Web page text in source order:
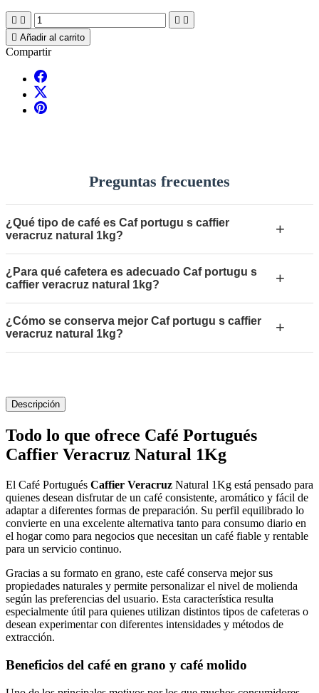
   
 Añadir al carrito
Compartir
Preguntas frecuentes
¿Qué tipo de café es Caf portugu s caffier
veracruz natural 1kg?
+
¿Para qué cafetera es adecuado Caf portugu s
caffier veracruz natural 1kg?
+
¿Cómo se conserva mejor Caf portugu s caffier
veracruz natural 1kg?
+
Descripción
Todo lo que ofrece Café Portugués
Caffier Veracruz Natural 1Kg
El Café Portugués Caffier Veracruz Natural 1Kg está pensado para
quienes desean disfrutar de un café consistente, aromático y fácil de
adaptar a diferentes formas de preparación. Su perfil equilibrado lo
convierte en una excelente alternativa tanto para consumo diario en
el hogar como para negocios que necesitan un café fiable y rentable
para un servicio continuo.
Gracias a su formato en grano, este café conserva mejor sus
propiedades naturales y permite personalizar el nivel de molienda
según las preferencias del usuario. Esta característica resulta
especialmente útil para quienes utilizan distintos tipos de cafeteras o
desean experimentar con diferentes intensidades y métodos de
extracción.
Beneficios del café en grano y café molido